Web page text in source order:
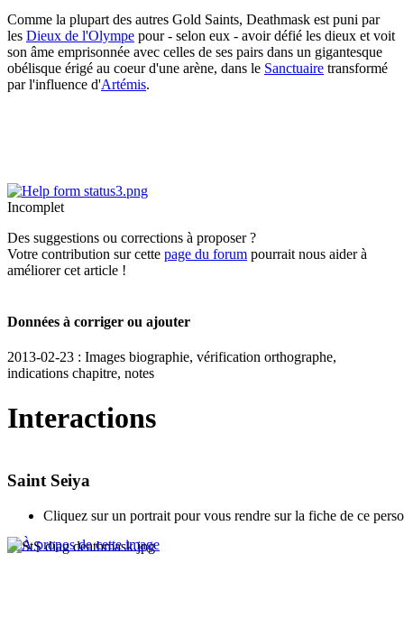
Comme la plupart des autres Gold Saints, Deathmask est puni par
les Dieux de l'Olympe pour - selon eux - avoir défié les dieux et voit
son âme emprisonnée avec celles de ses pairs dans un gigantesque
obélisque érigé au coeur d'une arène, dans le Sanctuaire transformé
par l'influence d'Artémis.
Incomplet
Des suggestions ou corrections à proposer ?
Votre contribution sur cette page du forum pourrait nous aider à
améliorer cet article !
Données à corriger ou ajouter
2013-02-23 : Images biographie, vérification orthographe,
indications chapitre, notes
Interactions
Saint Seiya
Cliquez sur un portrait pour vous rendre sur la fiche de ce